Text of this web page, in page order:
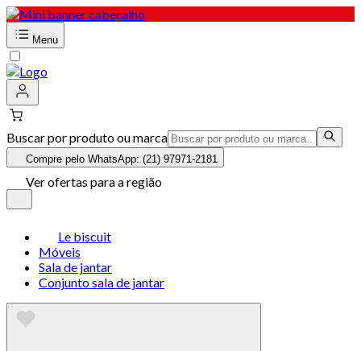
Menu
Buscar por produto ou marca
Compre pelo WhatsApp: (21) 97971-2181
Ver ofertas para a região
Le biscuit
Móveis
Sala de jantar
Conjunto sala de jantar